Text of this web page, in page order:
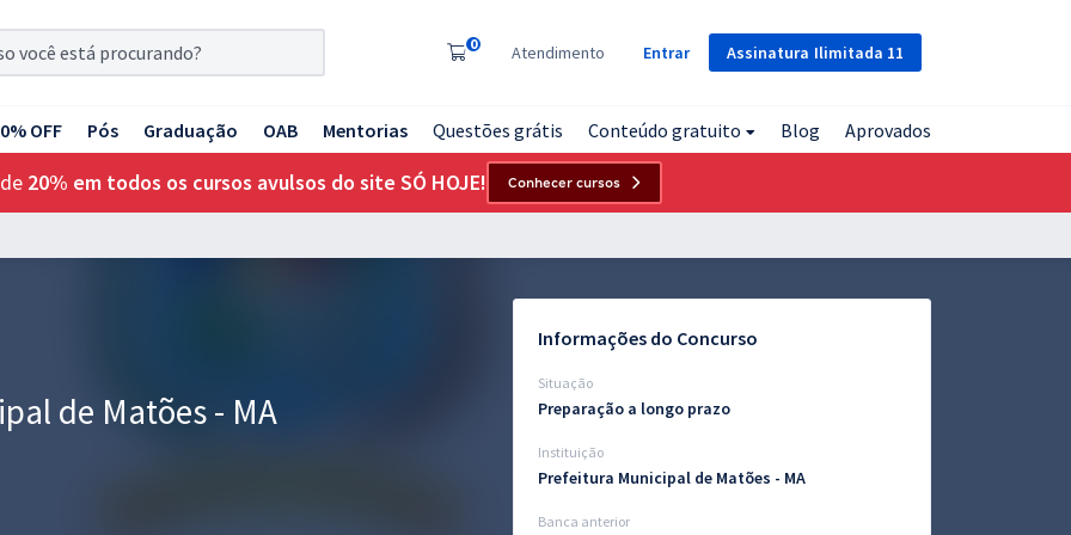
Assinatura Ilimitada 11
0 Atendimento Entrar
OFF Pós Graduação OAB Mentorias Questões grátis Conteúdo gratuito Blog Aprovados
20% em todos os cursos avulsos do site SÓ HOJE! Conhecer cursos
de Matões - MA
Informações do Concurso
Situação
Preparação a longo prazo
Instituição
Prefeitura Municipal de Matões - MA
Banca anterior